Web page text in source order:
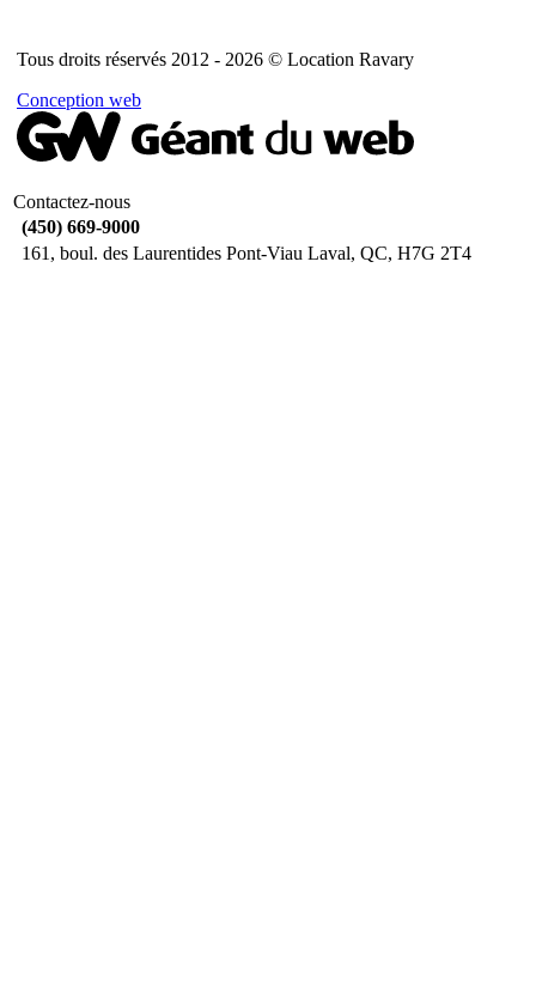
Tous droits réservés 2012 - 2026 © Location Ravary
Conception web
Contactez-nous
(450) 669-9000
161, boul. des Laurentides Pont-Viau Laval, QC, H7G 2T4